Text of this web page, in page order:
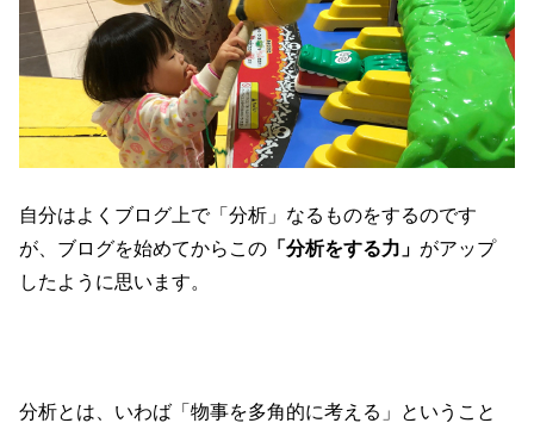
自分はよくブログ上で「分析」なるものをするのです
が、ブログを始めてからこの 「分析をする力」 がアップ
したように思います。
分析とは、いわば「物事を多角的に考える」ということ